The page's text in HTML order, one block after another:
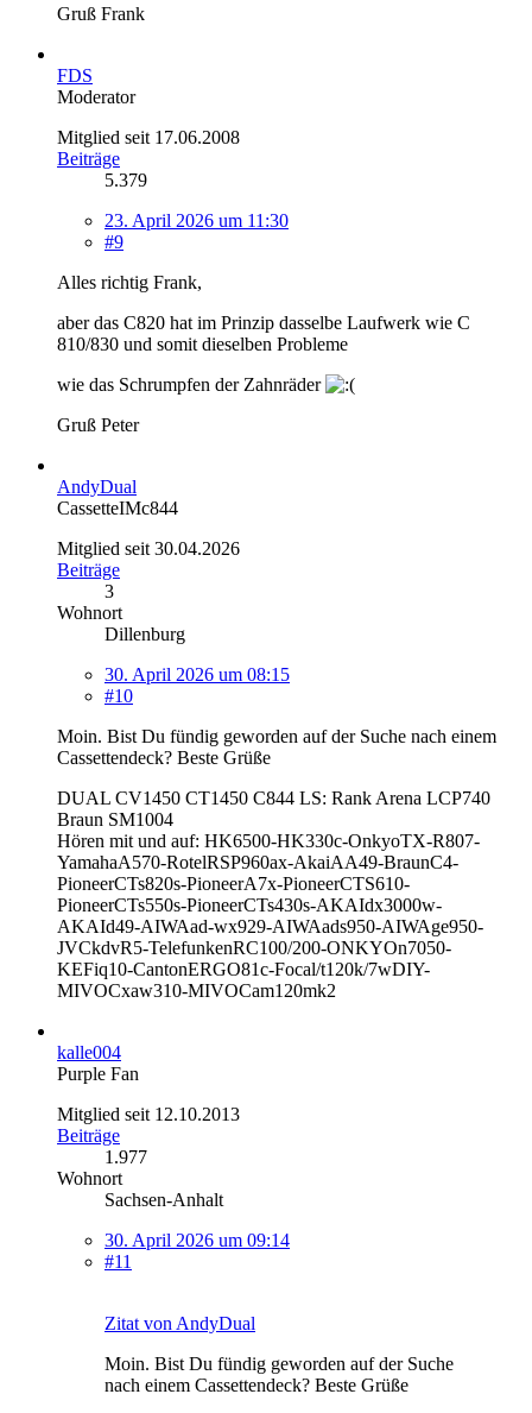
Gruß Frank
FDS
Moderator
Mitglied seit 17.06.2008
Beiträge
5.379
23. April 2026 um 11:30
#9
Alles richtig Frank,
aber das C820 hat im Prinzip dasselbe Laufwerk wie C
810/830 und somit dieselben Probleme
wie das Schrumpfen der Zahnräder
Gruß Peter
AndyDual
CassetteIMc844
Mitglied seit 30.04.2026
Beiträge
3
Wohnort
Dillenburg
30. April 2026 um 08:15
#10
Moin. Bist Du fündig geworden auf der Suche nach einem
Cassettendeck? Beste Grüße
DUAL CV1450 CT1450 C844 LS: Rank Arena LCP740
Braun SM1004
Hören mit und auf: HK6500-HK330c-OnkyoTX-R807-
YamahaA570-RotelRSP960ax-AkaiAA49-BraunC4-
PioneerCTs820s-PioneerA7x-PioneerCTS610-
PioneerCTs550s-PioneerCTs430s-AKAIdx3000w-
AKAId49-AIWAad-wx929-AIWAads950-AIWAge950-
JVCkdvR5-TelefunkenRC100/200-ONKYOn7050-
KEFiq10-CantonERGO81c-Focal/t120k/7wDIY-
MIVOCxaw310-MIVOCam120mk2
kalle004
Purple Fan
Mitglied seit 12.10.2013
Beiträge
1.977
Wohnort
Sachsen-Anhalt
30. April 2026 um 09:14
#11
Zitat von AndyDual
Moin. Bist Du fündig geworden auf der Suche
nach einem Cassettendeck? Beste Grüße